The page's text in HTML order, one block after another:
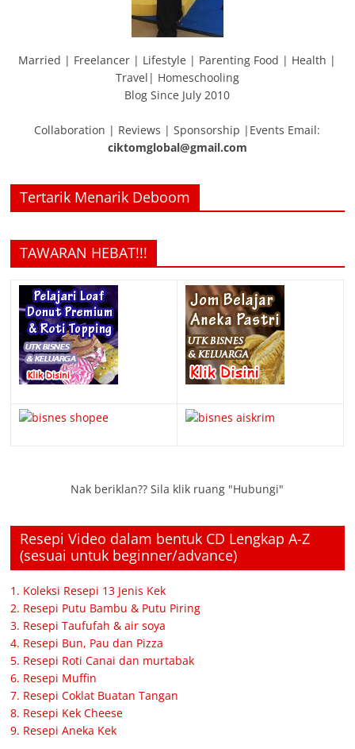
Married | Freelancer | Lifestyle | Parenting Food | Health |
Travel| Homeschooling
Blog Since July 2010
Collaboration | Reviews | Sponsorship |Events Email:
ciktomglobal@gmail.com
Tertarik Menarik Deboom
TAWARAN HEBAT!!!
Nak beriklan?? Sila klik ruang "Hubungi"
Resepi Video dalam bentuk CD Lengkap A-Z
(sesuai untuk beginner/advance)
1. Koleksi Resepi 13 Jenis Kek
2. Resepi Putu Bambu & Putu Piring
3. Resepi Taufufah & air soya
4. Resepi Bun, Pau dan Pizza
5. Resepi Roti Canai dan murtabak
6. Resepi Muffin
7. Resepi Coklat Buatan Tangan
8. Resepi Kek Cheese
9. Resepi Aneka Kek